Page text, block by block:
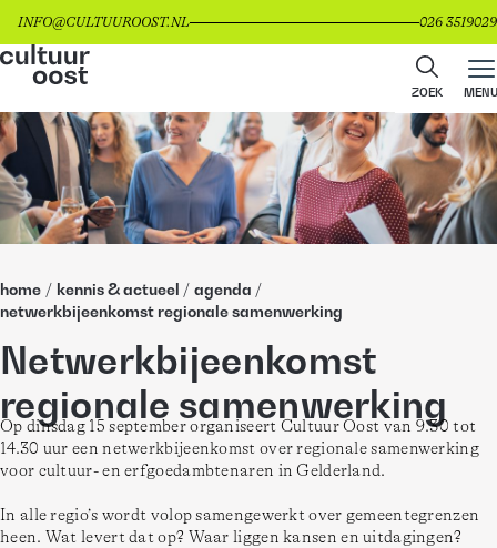
INFO@CULTUUROOST.NL 026 3519029
ZOEK MENU
home / kennis & actueel / agenda /
netwerkbijeenkomst regionale samenwerking
Netwerkbijeenkomst
regionale samenwerking
Op dinsdag 15 september organiseert Cultuur Oost van 9.30 tot
14.30 uur een netwerkbijeenkomst over regionale samenwerking
voor cultuur- en erfgoedambtenaren in Gelderland.
In alle regio’s wordt volop samengewerkt over gemeentegrenzen
heen. Wat levert dat op? Waar liggen kansen en uitdagingen?